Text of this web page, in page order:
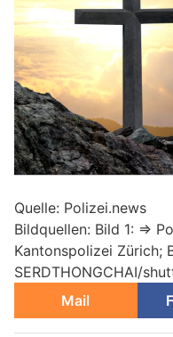
Quelle: Polizei.news
Bildquellen: Bild 1: =>
Kantonspolizei Zürich;
SERDTHONGCHAI/
Mail